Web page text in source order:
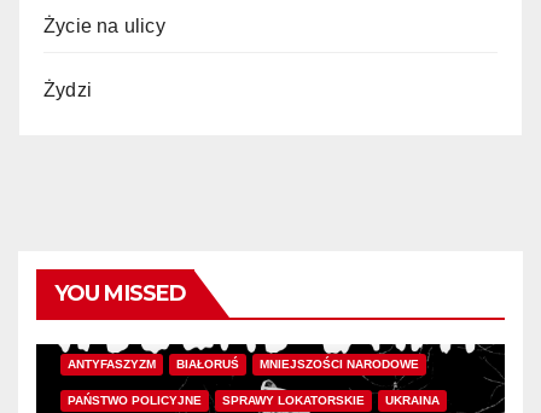
Życie na ulicy
Żydzi
YOU MISSED
ANTYFASZYZM BIAŁORUŚ MNIEJSZOŚCI NARODOWE
PAŃSTWO POLICYJNE SPRAWY LOKATORSKIE UKRAINA